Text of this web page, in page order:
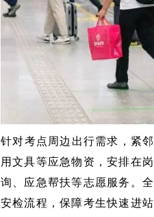
针对考点周边出行需求，紧
用文具等应急物资，安排在
询、应急帮扶等志愿服务。
安检流程，保障考生快速进